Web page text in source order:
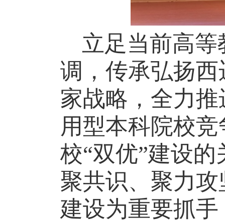
立足当前高
调，传承弘扬
家战略，全力
用型本科院校
校“双优”建设
聚共识、聚力
建设为重要抓